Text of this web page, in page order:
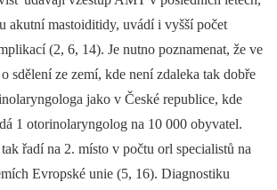
akutní mastoiditidy, uvádí i vyšší počet
(2, 6, 14). Je nutno poznamenat, že ve
sdělení ze zemí, kde není zdaleka tak dobře
jako v České republice, kde
1 otorinolaryngolog na 10 000 obyvatel.
řadí na 2. místo v počtu orl specialistů na
Evropské unie (5, 16). Diagnostiku